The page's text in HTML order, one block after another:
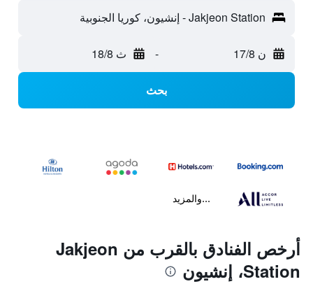
Jakjeon Station - إنشيون، كوريا الجنوبية
ن 17/8 - ث 18/8
بحث
...والمزيد
أرخص الفنادق بالقرب من Jakjeon
Station، إنشيون